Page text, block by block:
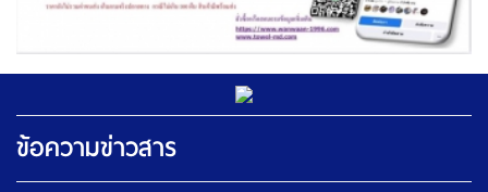
ข้อความข่าวสาร